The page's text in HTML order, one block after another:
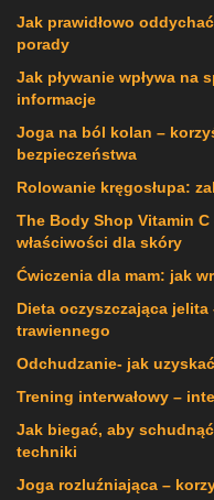
Jak prawidłowo
porady
Jak pływanie wpływa na
informacje
Joga na ból kolan –
bezpieczeństwa
Rolowanie kręgosłupa:
The Body Shop Vitamin
właściwości dla skóry
Ćwiczenia dla mam: jak
Dieta oczyszczająca jelita
trawiennego
Odchudzanie- jak
Trening interwałowy –
Jak biegać, aby
techniki
Joga rozluźniająca –